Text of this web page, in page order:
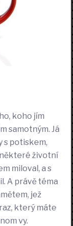
koho jím
samotným. Já
s potiskem,
některé životní
miloval, a s
A právě téma
jež
který máte
vy.